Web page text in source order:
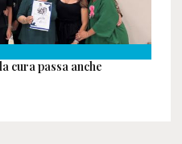
cura passa anche